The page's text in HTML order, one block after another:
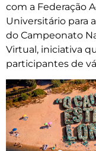
com a Federação
Universitário para
do Campeonato
Virtual, iniciativa
participantes de